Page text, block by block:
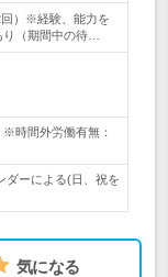
）※経験、能力を
（期間中の待…
時間外労働有無：
ダーによる(日、祝を
気になる